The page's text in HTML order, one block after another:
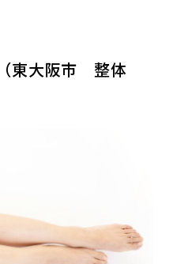
東大阪市 整体